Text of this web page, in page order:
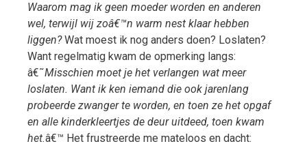
Waarom mag ik geen moeder worden en anderen
wel, terwijl wij zoâ€™n warm nest klaar hebben
liggen?Wat moest ik nog anders doen? Loslaten?
Want regelmatig kwam de opmerking langs:
â€˜Misschien moet je het verlangen wat meer
loslaten. Want ik ken iemand die ook jarenlang
probeerde zwanger te worden, en toen ze het opgaf
en alle kinderkleertjes de deur uitdeed, toen kwam
het.â€™ Het frustreerde me mateloos en dacht: